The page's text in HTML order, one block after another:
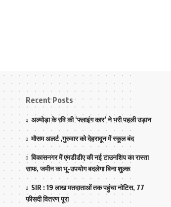
Recent Posts
अल्मोड़ा के रवि की ‘फ्लाइंग कार’ ने भरी पहली उड़ान
मौसम अलर्ट ,गुरुवार को देहरादून में स्कूल बंद
विकासनगर में एमडीडीए की नई टाउनशिप का रास्ता
साफ, जमीन का भू-उपयोग बदलेगा बिना शुल्क
SIR : 19 लाख मतदाताओं तक पहुंचा नोटिस, 77
फीसदी वितरण पूरा